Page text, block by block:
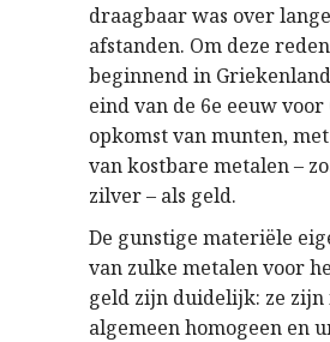
draagbaar was over
afstanden. Om deze
beginnend in
eind van de 6e eeuw voor
opkomst van munten,
van kostbare metalen –
zilver – als geld.
De gunstige materiële
van zulke metalen voor
geld zijn duidelijk: ze zijn
algemeen homogeen en